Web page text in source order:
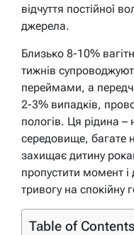
відчуття постійної
джерела.
Близько 8-10%
тижнів
переймами, а
2-3% випадків,
пологів. Ця рідина –
середовище, багате
захищає дитину
пропустити момент
тривогу на спокійну
Table of Contents